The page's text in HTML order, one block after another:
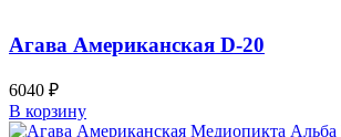
Агава Американская D-20
6040 ₽
В корзину